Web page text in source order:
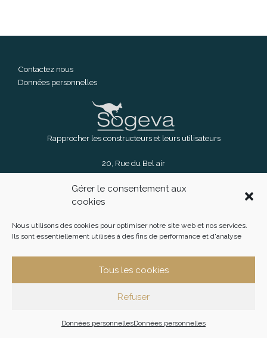
Gérer le consentement aux
cookies
Nous utilisons des cookies pour optimiser notre site web et nos services.
Ils sont essentiellement utilisés à des fins de performance et d'analyse
Tous les cookies
Refuser
Données personnellesDonnées personnelles
Contactez nous
Données personnelles
Rapprocher les constructeurs et leurs utilisateurs
20, Rue du Bel air
91090 Lisses.
© 2026Sogeva |Réal : King Bee Std